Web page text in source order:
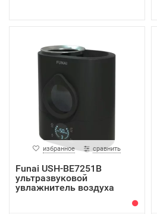
избранное сравнить
Funai USH-BE7251B
ультразвуковой
увлажнитель воздуха